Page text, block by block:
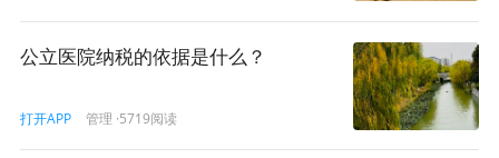
公立医院纳税的依据是什么？
打开APP 管理 ·5719阅读